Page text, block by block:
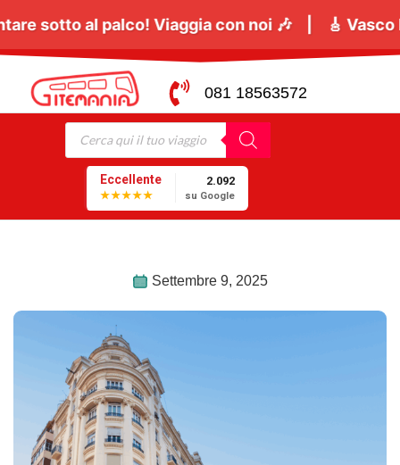
tutti a cantare sotto al palco! Viaggia con
081 18563572
Eccellente
★★★★★
2.092
su Google
Settembre 9, 2025